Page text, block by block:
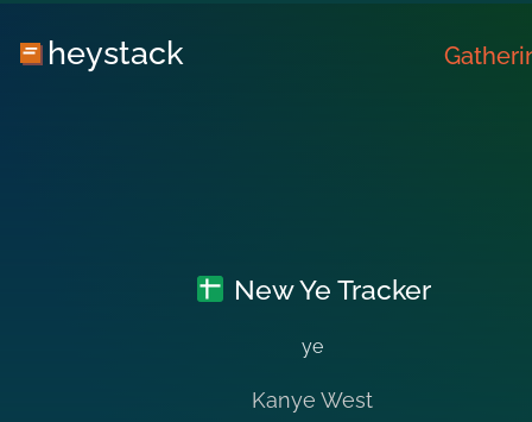
heystack
New Ye Tracker
ye
Kanye West